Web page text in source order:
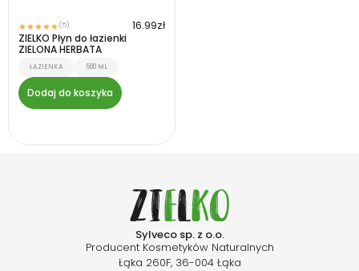
★★★★★(5) 16.99zł
ZIELKO Płyn do łazienki
ZIELONA HERBATA
ŁAZIENKA 500 ML
Dodaj do koszyka
Sylveco sp. z o.o.
Producent Kosmetyków Naturalnych
Łąka 260F, 36-004 Łąka